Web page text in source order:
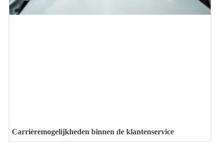
Carrièremogelijkheden binnen de klantenservice